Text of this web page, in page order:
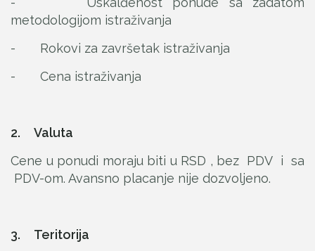
metodologijom istraživanja
- Rokovi za završetak istraživanja
- Cena istraživanja
2. Valuta
Cene u ponudi moraju biti u RSD , bez PDV i sa
PDV-om. Avansno placanje nije dozvoljeno.
3. Teritorija